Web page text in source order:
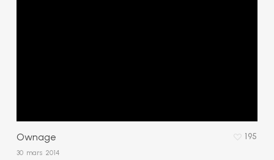
Ownage
30 mars 2014
195